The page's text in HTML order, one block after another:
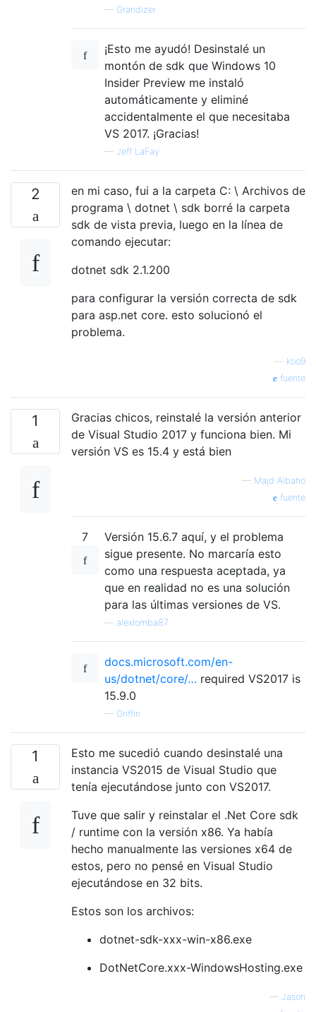
— Grandizer
¡Esto me ayudó! Desinstalé un
montón de sdk que Windows 10
Insider Preview me instaló
automáticamente y eliminé
accidentalmente el que necesitaba
VS 2017. ¡Gracias!
— Jeff LaFay
2
en mi caso, fui a la carpeta C: \ Archivos de
programa \ dotnet \ sdk borré la carpeta
sdk de vista previa, luego en la línea de
comando ejecutar:
dotnet sdk 2.1.200
para configurar la versión correcta de sdk
para asp.net core. esto solucionó el
problema.
koo9
fuente
1
Gracias chicos, reinstalé la versión anterior
de Visual Studio 2017 y funciona bien. Mi
versión VS es 15.4 y está bien
— Majd Albaho
fuente
7
Versión 15.6.7 aquí, y el problema
sigue presente. No marcaría esto
como una respuesta aceptada, ya
que en realidad no es una solución
para las últimas versiones de VS.
alexlomba87
docs.microsoft.com/en-
us/dotnet/core/… required VS2017 is
15.9.0
— Griffin
1
Esto me sucedió cuando desinstalé una
instancia VS2015 de Visual Studio que
tenía ejecutándose junto con VS2017.
Tuve que salir y reinstalar el .Net Core sdk
/ runtime con la versión x86. Ya había
hecho manualmente las versiones x64 de
estos, pero no pensé en Visual Studio
ejecutándose en 32 bits.
Estos son los archivos:
dotnet-sdk-xxx-win-x86.exe
DotNetCore.xxx-WindowsHosting.exe
— Jason